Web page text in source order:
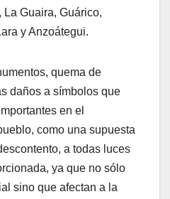
Guaira, Guárico,
y Anzoátegui.
quema de
daños a símbolos que
en el
como una supuesta
a todas luces
ya que no sólo
sino que afectan a la